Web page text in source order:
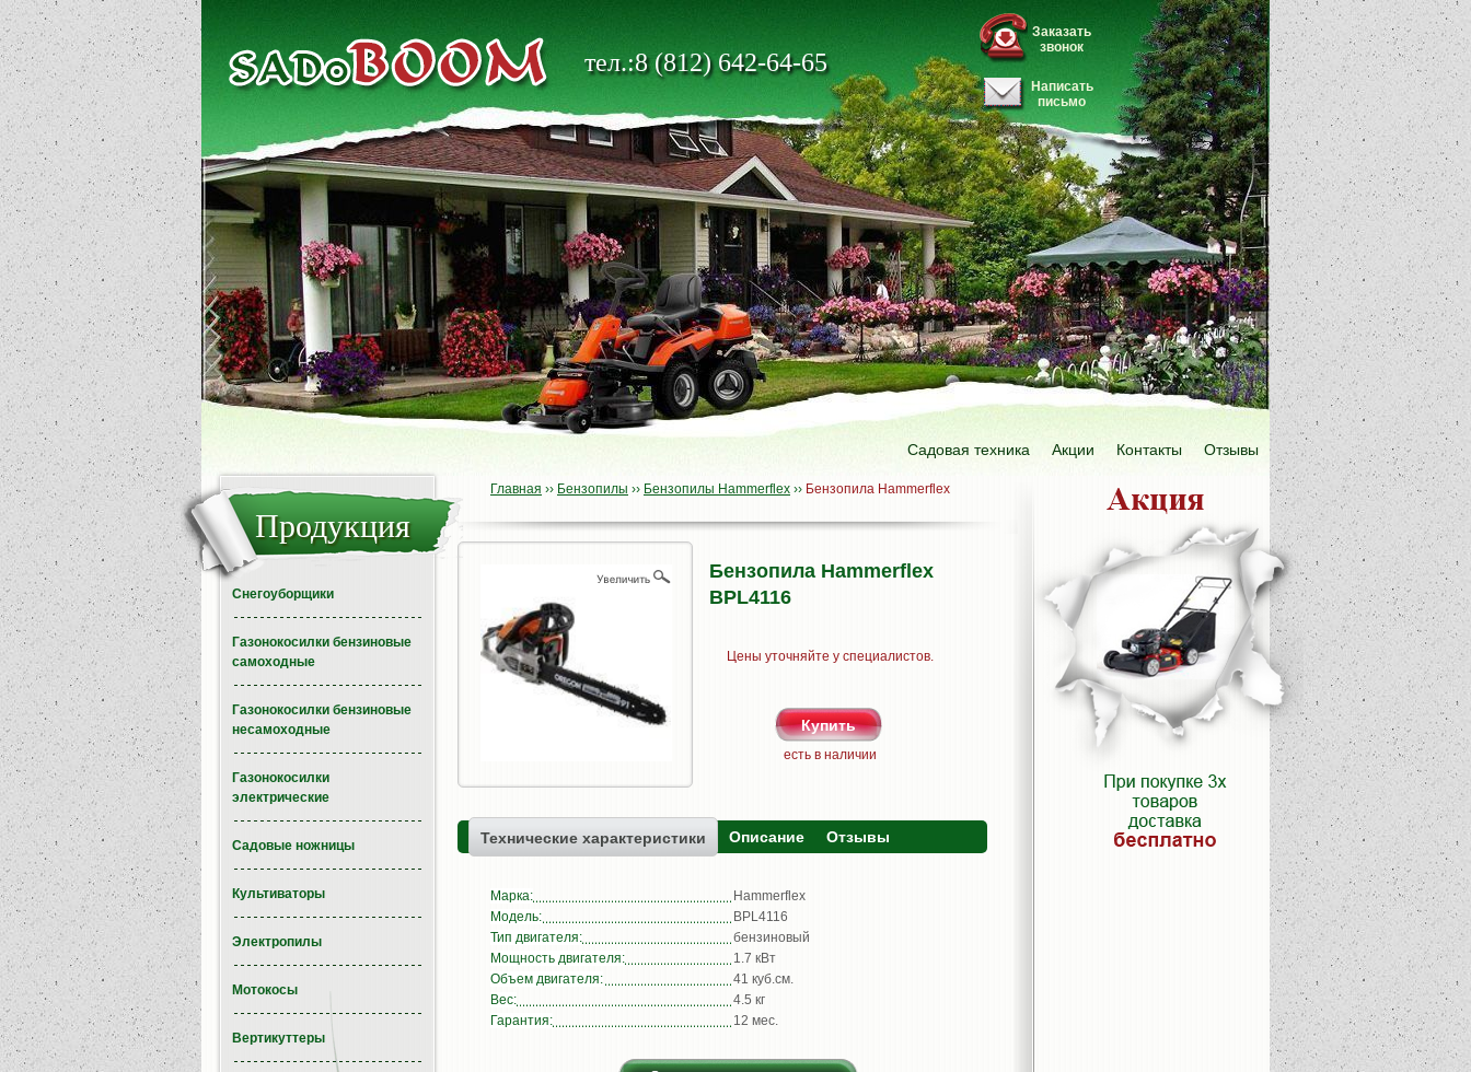
тел.:8 (812) 642-64-65
Заказать
звонок
Написать
письмо
Садовая техника Акции Контакты Отзывы
Главная ›› Бензопилы ›› Бензопилы Hammerflex ›› Бензопила Hammerflex
Бензопила Hammerflex
BPL4116
Цены уточняйте у специалистов.
есть в наличии
Технические характеристики Описание Отзывы
Марка:
Hammerflex
Модель:
BPL4116
Тип двигателя:
бензиновый
Мощность двигателя:
1.7 кВт
Объем двигателя:
41 куб.см.
Вес:
4.5 кг
Гарантия:
12 мес.
Продукция
Снегоуборщики
Газонокосилки бензиновые
самоходные
Газонокосилки бензиновые
несамоходные
Газонокосилки
электрические
Садовые ножницы
Культиваторы
Электропилы
Мотокосы
Вертикуттеры